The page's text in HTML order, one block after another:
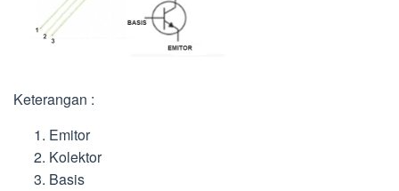
Keterangan :
Emitor
Kolektor
Basis